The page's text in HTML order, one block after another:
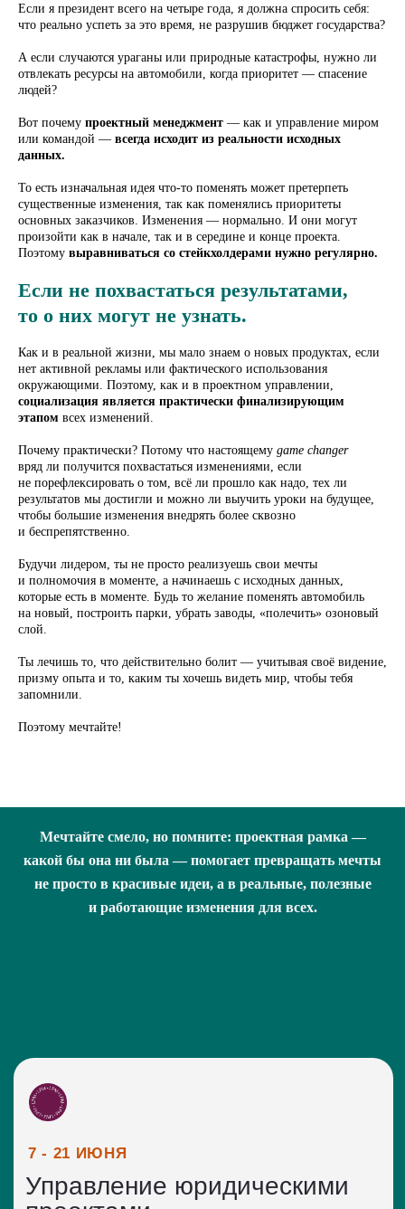
Если я президент всего на четыре года, я должна спросить себя:
что реально успеть за это время, не разрушив бюджет государства?
А если случаются ураганы или природные катастрофы, нужно ли
отвлекать ресурсы на автомобили, когда приоритет — спасение
людей?
Вот почему проектный менеджмент — как и управление миром
или командой — всегда исходит из реальности исходных
данных.
То есть изначальная идея что-то поменять может претерпеть
существенные изменения, так как поменялись приоритеты
основных заказчиков. Изменения — нормально. И они могут
произойти как в начале, так и в середине и конце проекта.
Поэтому выравниваться со стейкхолдерами нужно регулярно.
Если не похвастаться результатами,
то о них могут не узнать.
Как и в реальной жизни, мы мало знаем о новых продуктах, если
нет активной рекламы или фактического использования
окружающими. Поэтому, как и в проектном управлении,
социализация является практически финализирующим
этапом всех изменений.
Почему практически? Потому что настоящему game changer
вряд ли получится похвастаться изменениями, если
не порефлексировать о том, всё ли прошло как надо, тех ли
результатов мы достигли и можно ли выучить уроки на будущее,
чтобы большие изменения внедрять более сквозно
и беспрепятственно.
Будучи лидером, ты не просто реализуешь свои мечты
и полномочия в моменте, а начинаешь с исходных данных,
которые есть в моменте. Будь то желание поменять автомобиль
на новый, построить парки, убрать заводы, «полечить» озоновый
слой.
Ты лечишь то, что действительно болит — учитывая своё видение,
призму опыта и то, каким ты хочешь видеть мир, чтобы тебя
запомнили.
Поэтому мечтайте!
Мечтайте смело, но помните: проектная рамка —
какой бы она ни была — помогает превращать мечты
не просто в красивые идеи, а в реальные, полезные
и работающие изменения для всех.